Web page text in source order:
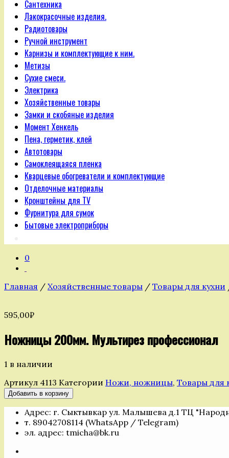
Сантехника
Лакокрасочные изделия.
Радиотовары
Ручной инструмент
Карнизы и комплектующие к ним.
Метизы
Сухие смеси.
Электрика
Хозяйственные товары
Замки и скобяные изделия
Момент Хенкель
Пена, герметик, клей
Автотовары
Самоклеящаяся пленка
Кварцевые обогреватели и комплектующие
Отделочные материалы
Кронштейны для TV
Фурнитура для сумок
Бытовые электроприборы
0
Главная / Хозяйственные товары / Товары для кухни
595,00₽
Ножницы 200мм. Мультирез профессионал
1 в наличии
Артикул 4113 Категории Ножи, ножницы, Товары для
Количество
товара
Ножницы
200мм.
Мультирез
Добавить в корзину
Адрес: г. Сыктывкар ул. Малышева д.1 ТЦ
т. 89042708114 (WhatsApp / Telegram)
эл. адрес: tmicha@bk.ru